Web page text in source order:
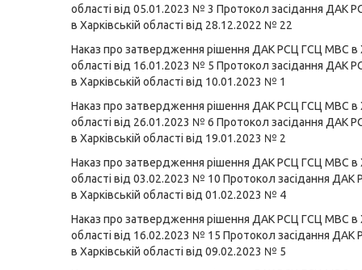
області від 05.01.2023 № 3 Протокол засідання ДАК
в Харківській області від 28.12.2022 № 22
Наказ про затвердження рішення ДАК РСЦ ГСЦ МВС в
області від 16.01.2023 № 5 Протокол засідання ДАК
в Харківській області від 10.01.2023 № 1
Наказ про затвердження рішення ДАК РСЦ ГСЦ МВС в
області від 26.01.2023 № 6 Протокол засідання ДАК
в Харківській області від 19.01.2023 № 2
Наказ про затвердження рішення ДАК РСЦ ГСЦ МВС в
області від 03.02.2023 № 10 Протокол засідання
в Харківській області від 01.02.2023 № 4
Наказ про затвердження рішення ДАК РСЦ ГСЦ МВС в
області від 16.02.2023 № 15 Протокол засідання
в Харківській області від 09.02.2023 № 5